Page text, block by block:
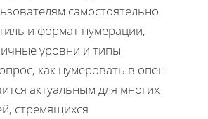
самостоятельно
и формат нумерации,
уровни и типы
как нумеровать в опен
актуальным для многих
стремящихся